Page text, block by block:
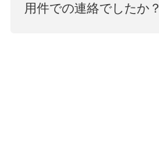
用件での連絡でしたか？